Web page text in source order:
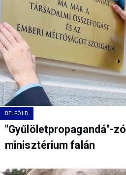
BELFÖLD
"Gyűlöletpropagandá"-
minisztérium falán